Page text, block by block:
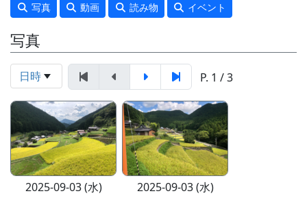
写真 動画 読み物 イベント
写真
日時 P. 1 / 3
2025-09-03 (水) 2025-09-03 (水)